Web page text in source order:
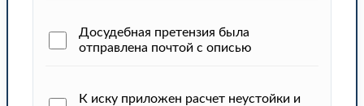
Досудебная претензия была
отправлена почтой с описью
К иску приложен расчет неустойки и